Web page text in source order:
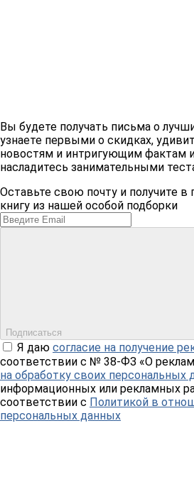
Вы будете получать письма о
узнаете первыми о скидках,
новостям и интригующим фактам
насладитесь занимательными
Оставьте свою почту и получите в
книгу из нашей особой подборки
Подписаться
Я даю согласие на получение
соответствии с № 38-ФЗ «О
на обработку своих персональных
информационных или рекламных
соответствии с Политикой в
персональных данных